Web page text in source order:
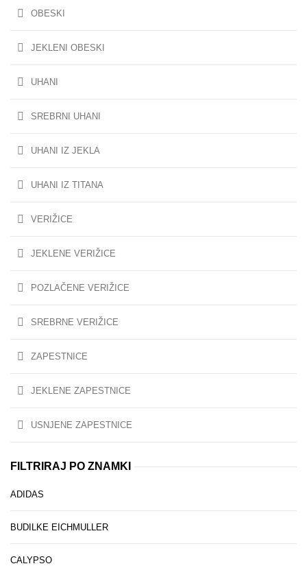
OBESKI
JEKLENI OBESKI
UHANI
SREBRNI UHANI
UHANI IZ JEKLA
UHANI IZ TITANA
VERIŽICE
JEKLENE VERIŽICE
POZLAČENE VERIŽICE
SREBRNE VERIŽICE
ZAPESTNICE
JEKLENE ZAPESTNICE
USNJENE ZAPESTNICE
FILTRIRAJ PO ZNAMKI
ADIDAS
BUDILKE EICHMULLER
CALYPSO